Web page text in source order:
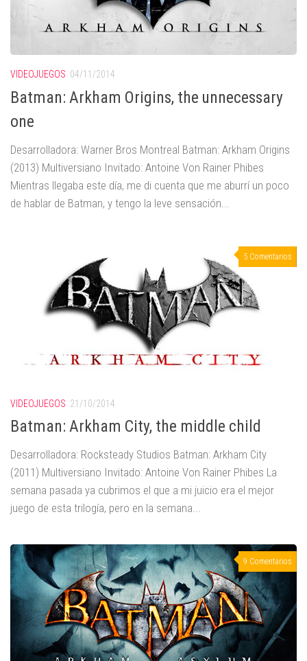
VIDEOJUEGOS 04/11/2014
Batman: Arkham Origins, the unnecessary
one
Desarrolladora: Warner Bros Montreal Batman: Arkham Origins
(2013) Multiversiano Invitado: Antoine Von Rainer Phibes
Mientras llegaba este día, me di cuenta que me aburrí un poco
de hablar de Batman, y tengo la leve sensación...
5 Comentarios
VIDEOJUEGOS 21/10/2014
Batman: Arkham City, the middle child
Desarrolladora: Rocksteady Studios Batman: Arkham City
(2011) Multiversiano Invitado: Antoine Von Rainer Phibes La
semana pasada ya cubrimos el que a mi juicio era el mejor
juego de esta trilogía, pero en la semana...
9 Comentarios